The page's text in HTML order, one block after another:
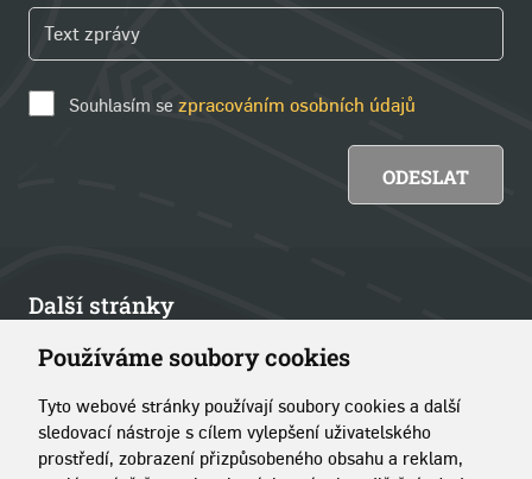
Používáme soubory cookies
Tyto webové stránky používají soubory cookies a další
sledovací nástroje s cílem vylepšení uživatelského
prostředí, zobrazení přizpůsobeného obsahu a reklam,
Souhlasím se zpracováním osobních údajů
Další stránky
Články
Kontakt
O portálu